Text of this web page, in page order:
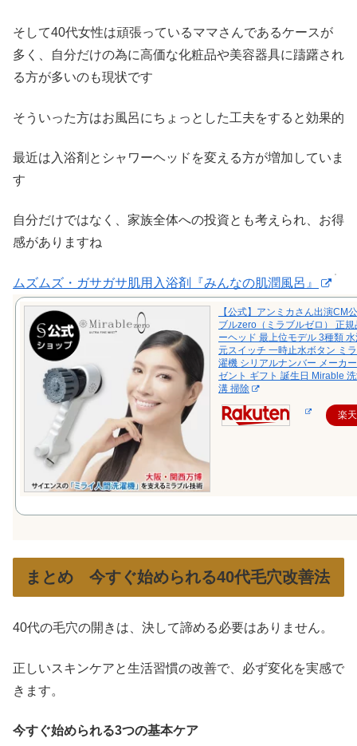
そして40代女性は頑張っているママさんであるケースが
多く、自分だけの為に高価な化粧品や美容器具に躊躇され
る方が多いのも現状です
そういった方はお風呂にちょっとした工夫をすると効果的
最近は入浴剤とシャワーヘッドを変える方が増加していま
す
自分だけではなく、家族全体への投資とも考えられ、お得
感がありますね
ムズムズ・ガサガサ肌用入浴剤『みんなの肌潤風呂』
【公式】アンミカさん出演CM
ブルzero（ミラブルゼロ） 正規
ーヘッド 最上位モデル 3種類
元スイッチ 一時止水ボタン ミ
濯機 シリアルナンバー メーカ
ゼント ギフト 誕生日 Mirable
溝 掃除
楽
まとめ 今すぐ始められる40代毛穴改善法
40代の毛穴の開きは、決して諦める必要はありません。
正しいスキンケアと生活習慣の改善で、必ず変化を実感で
きます。
今すぐ始められる3つの基本ケア